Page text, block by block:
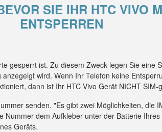
SIE IHR HTC VIVO
ENTSPERREN
gesperrt ist. Zu diesem Zweck legen Sie eine
wird. Wenn Ihr Telefon keine
dann ist Ihr HTC Vivo Gerät NICHT SIM-
senden. "Es gibt zwei Möglichkeiten, die
dem Aufkleber unter der Batterie
Geräts.